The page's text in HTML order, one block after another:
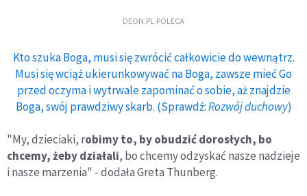
DEON.PL POLECA
Kto szuka Boga, musi się zwrócić całkowicie do wewnątrz.
Musi się wciąż ukierunkowywać na Boga, zawsze mieć Go
przed oczyma i wytrwale zapominać o sobie, aż znajdzie
Boga, swój prawdziwy skarb. (Sprawdź:Rozwój duchowy)
"My, dzieciaki, robimy to, by obudzić dorosłych, bo
chcemy, żeby działali, bo chcemy odzyskać nasze nadzieje
i nasze marzenia" - dodała Greta Thunberg.